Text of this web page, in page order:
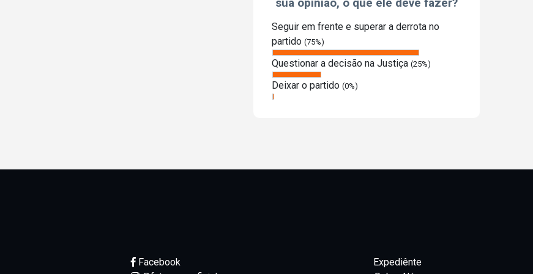
sua opinião, o que ele deve fazer?
Seguir em frente e superar a derrota no
partido (75%)
Questionar a decisão na Justiça (25%)
Deixar o partido (0%)
Facebook
Expediênte